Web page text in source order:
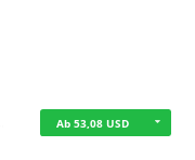
Ab 53,08 USD